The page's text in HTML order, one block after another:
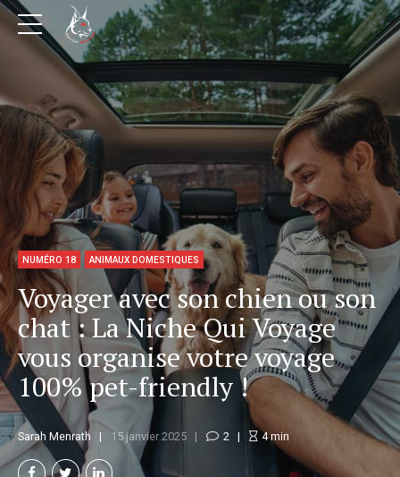
NUMÉRO 18 ANIMAUX DOMESTIQUES
Voyager avec son chien ou son
chat : La Niche Qui Voyage
vous organise votre voyage
100% pet-friendly !
Sarah Menrath 15 janvier 2025 2 4min